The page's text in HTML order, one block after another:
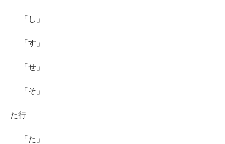
「し」
「す」
「せ」
「そ」
た行
「た」